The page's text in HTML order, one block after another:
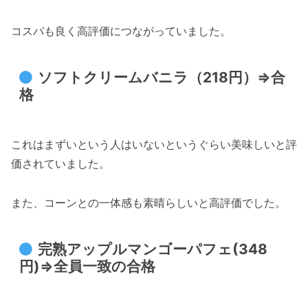
コスパも良く高評価につながっていました。
ソフトクリームバニラ（218円）⇒合
格
これはまずいという人はいないというぐらい美味しいと評
価されていました。
また、コーンとの一体感も素晴らしいと高評価でした。
完熟アップルマンゴーパフェ(348
円)⇒全員一致の合格